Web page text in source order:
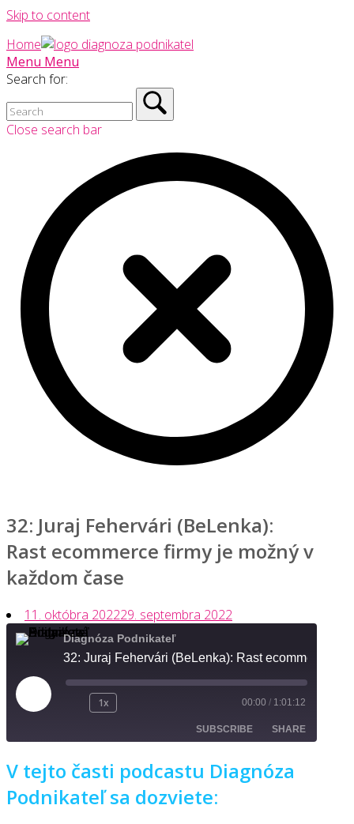
Skip to content
Home
Menu Menu
Search for:
Close search bar
32: Juraj Fehervári (BeLenka):
Rast ecommerce firmy je možný v
každom čase
11. októbra 202229. septembra 2022
Diagnóza Podnikateľ
Play
Episode
1x 00:00 / 1:01:12
SUBSCRIBE SHARE
RSS FEED
SHARE
LINK
V tejto časti podcastu Diagnóza
Podnikateľ sa dozviete: